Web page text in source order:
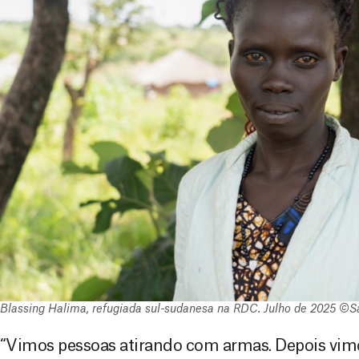
Blassing Halima, refugiada sul-sudanesa na RDC. Julho de 2025
“Vimos pessoas atirando com armas. Depois